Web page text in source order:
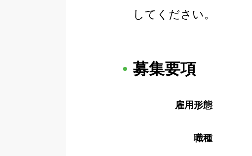
してください。
募集要項
雇用形態
職種